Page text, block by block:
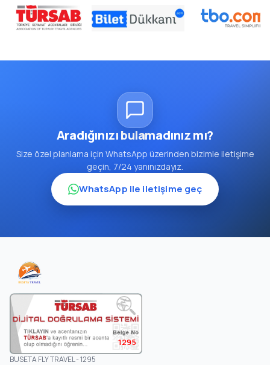
Aradığınızı bulamadınız mı?
Size özel planlama için WhatsApp üzerinden bizimle iletişime
geçin, 7/24 yanınızdayız.
WhatsApp ile iletişime geç
1295
BUSETA FLY TRAVEL - 1295